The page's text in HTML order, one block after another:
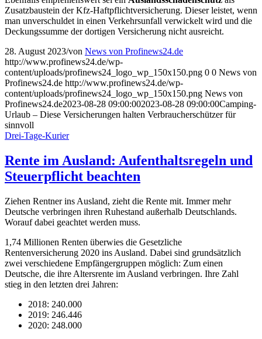
Zusatzbaustein der Kfz-Haftpflichtversicherung. Dieser leistet, wenn
man unverschuldet in einen Verkehrsunfall verwickelt wird und die
Deckungssumme der dortigen Versicherung nicht ausreicht.
28. August 2023/von News von Profinews24.de
http://www.profinews24.de/wp-
content/uploads/profinews24_logo_wp_150x150.png 0 0 News von
Profinews24.de http://www.profinews24.de/wp-
content/uploads/profinews24_logo_wp_150x150.png News von
Profinews24.de2023-08-28 09:00:002023-08-28 09:00:00Camping-
Urlaub – Diese Versicherungen halten Verbraucherschützer für
sinnvoll
Drei-Tage-Kurier
Rente im Ausland: Aufenthaltsregeln und
Steuerpflicht beachten
Ziehen Rentner ins Ausland, zieht die Rente mit. Immer mehr
Deutsche verbringen ihren Ruhestand außerhalb Deutschlands.
Worauf dabei geachtet werden muss.
1,74 Millionen Renten überwies die Gesetzliche
Rentenversicherung 2020 ins Ausland. Dabei sind grundsätzlich
zwei verschiedene Empfängergruppen möglich: Zum einen
Deutsche, die ihre Altersrente im Ausland verbringen. Ihre Zahl
stieg in den letzten drei Jahren:
2018: 240.000
2019: 246.446
2020: 248.000